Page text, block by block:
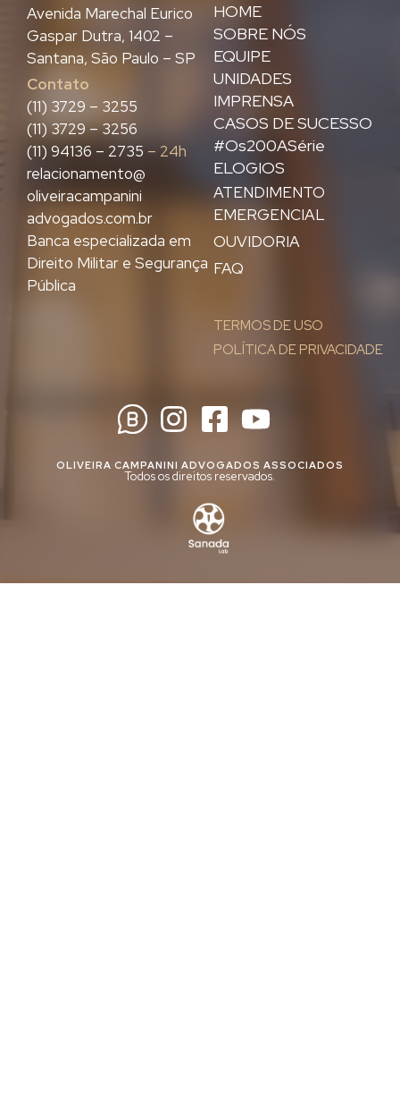
HOME
SOBRE NÓS
EQUIPE
UNIDADES
IMPRENSA
CASOS DE SUCESSO
#Os200ASérie
ELOGIOS
ATENDIMENTO
EMERGENCIAL
OUVIDORIA
FAQ
TERMOS DE USO
POLÍTICA DE PRIVACIDADE
Avenida Marechal Eurico
Gaspar Dutra, 1402 –
Santana, São Paulo – SP
Contato
(11) 3729 – 3255
(11) 3729 – 3256
(11) 94136 – 2735 – 24h
relacionamento@
oliveiracampanini
advogados.com.br
Banca especializada em
Direito Militar e Segurança
Pública
OLIVEIRA CAMPANINI ADVOGADOS ASSOCIADOS
Todos os direitos reservados.